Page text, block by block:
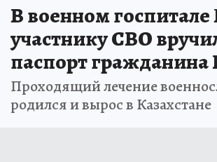
В военном
участнику СВО
паспорт гражданина
Проходящий лечение
родился и вырос в Казахстане